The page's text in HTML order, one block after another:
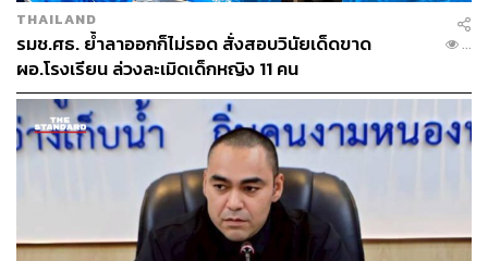
แทนที่จะเอาเงินงบประมาณราชการไปสร้างและดูแลสิ่งปลูก
สร้างราคาแพงเพื่อกระตุ้นการท่องเที่ยวแต่เพียงอย่างเดียว
การนำงบประมาณจำนวนนี้ไปใช้กับชาวบ้านเพื่อให้การ
ศึกษาและอนุรักษ์เรื่องราวในท้องถิ่น รวมถึงอาคารเก่าที่อยู่
ในสภาพทรุดโทรมไม่กี่แห่งที่ยังเหลืออยู่ เพื่อให้กลับมามีชีวิต
และใช้งานได้ต่อ จะมีประโยชน์ต่อคนรุ่นหลัง จะดีกว่าไหม นี่
ไม่ใช่คำถามชวนทะเลาะ แต่ชวนให้ฉุกคิด เพราะสกายวอล์
กก็สร้างเสร็จไปแล้ว บางคนอาจจะชอบมัน และบางคนก็อาจ
มาเที่ยวชม
THAILAND
รมช.ศธ. ย้ำลาออกก็ไม่รอด สั่งสอบวินัยเด็ดขาด
ผอ.โรงเรียน ล่วงละเมิดเด็กหญิง 11 คน
...